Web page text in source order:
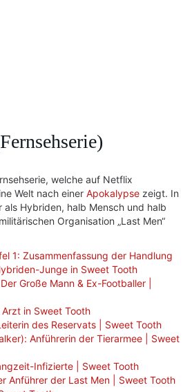
welche auf Netflix
Welt nach einer Apokalypse zeigt. In
als Hybriden, halb Mensch und halb
Organisation „Last Men“
1: Zusammenfassung der Handlung
Junge in Sweet Tooth
Große Mann & Ex-Footballer |
in Sweet Tooth
des Reservats | Sweet Tooth
Anführerin der Tierarmee | Sweet
Infizierte | Sweet Tooth
Anführer der Last Men | Sweet Tooth